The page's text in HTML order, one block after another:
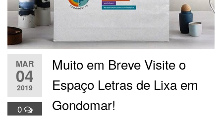
MAR
04
2019
0
Muito em Breve Visite o
Espaço Letras de Lixa em
Gondomar!